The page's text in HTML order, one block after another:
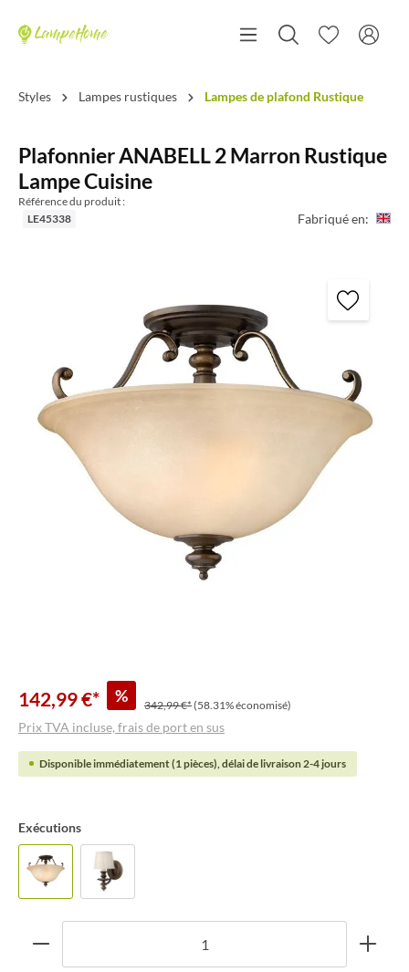
Styles Lampes rustiques Lampes de plafond Rustique
Plafonnier ANABELL 2 Marron Rustique
Lampe Cuisine
Référence du produit :
LE45338
Fabriqué en:
142,99 €* % 342,99 €*(58.31% économisé)
Prix TVA incluse, frais de port en sus
Disponible immédiatement (1 pièces), délai de livraison 2-4 jours
Exécutions